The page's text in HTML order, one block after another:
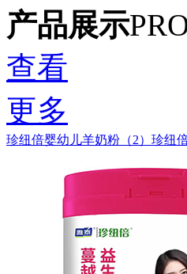
产品展示
查看
更多
珍纽倍婴幼儿羊奶粉（2） 珍纽